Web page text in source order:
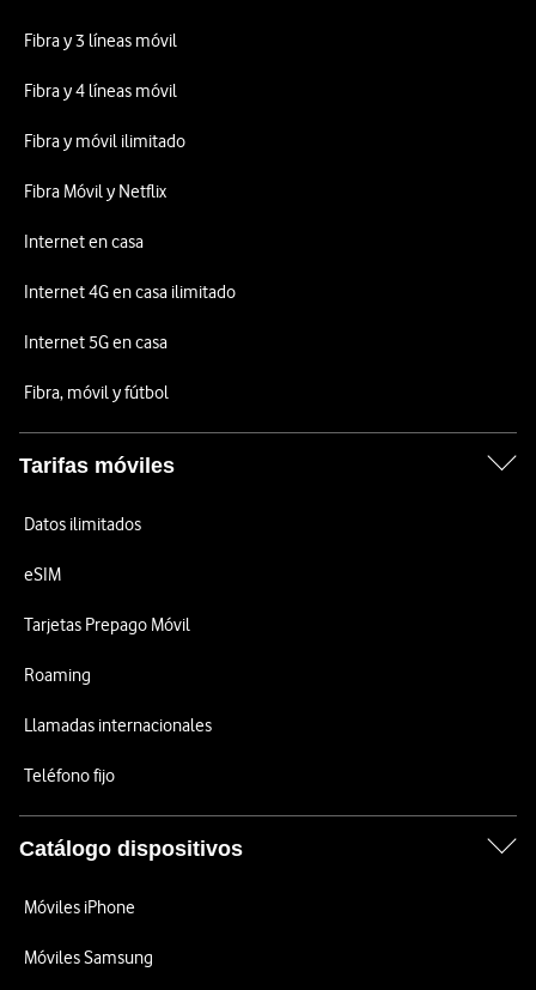
Fibra y 3 líneas móvil
Fibra y 4 líneas móvil
Fibra y móvil ilimitado
Fibra Móvil y Netflix
Internet en casa
Internet 4G en casa ilimitado
Internet 5G en casa
Fibra, móvil y fútbol
Tarifas móviles
Datos ilimitados
eSIM
Tarjetas Prepago Móvil
Roaming
Llamadas internacionales
Teléfono fijo
Catálogo dispositivos
Móviles iPhone
Móviles Samsung